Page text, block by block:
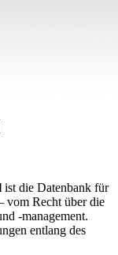
ist die Datenbank für
vom Recht über die
-management.
entlang des